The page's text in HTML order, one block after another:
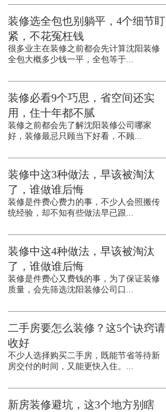
装修选全包也别躺平，4个细节盯
紧，不花冤枉钱
很多业主在装修之前都会先计算沈阳装修
全包大概多少钱一平，全包等于...
装修必看9个巧思，省空间还实
用，住十年都不腻
装修之前都会先了解沈阳装修公司哪家
好，装修最忌只顾当下好看，不顾...
装修中这3种做法，早该被淘汰
了，谁做谁后悔
装修是件费心费力的事，不少人会照搬传
统经验，却不知有些做法早已跟...
装修中这4种做法，早该被淘汰
了，谁做谁后悔
装修是件费心又费钱的事，为了保证装修
质量，会先筛选沈阳装修公司口...
二手房要怎么装修？这5个诀窍请
收好
不少人选择购买二手房，既能节省等待新
房交付的时间，又能更快入住。...
新房装修避坑，这3个地方别瞎